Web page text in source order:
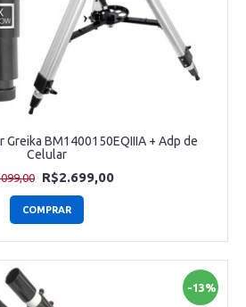
BM1400150EQIIIA + Adp de
Celular
R$2.699,00
COMPRAR
-13%